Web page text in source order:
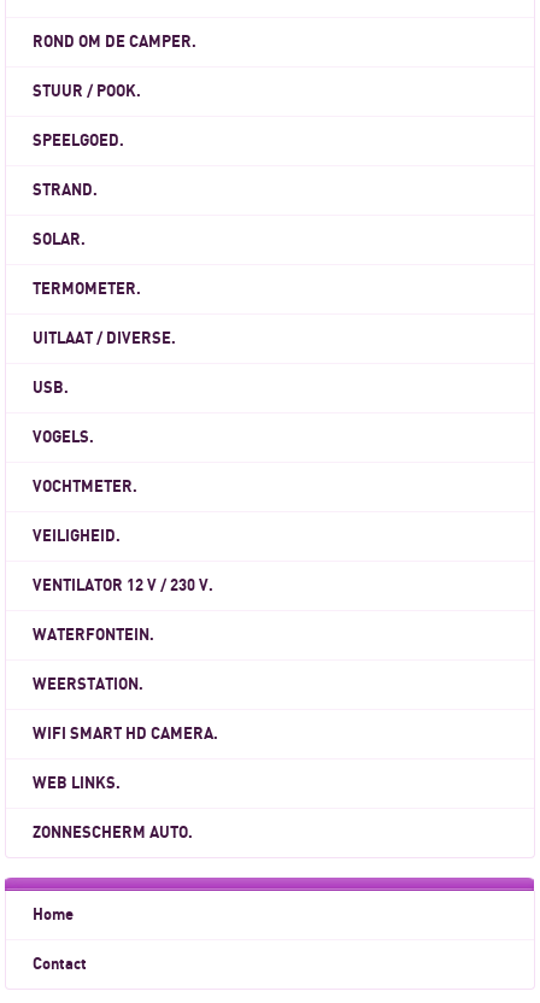
ROND OM DE CAMPER.
STUUR / POOK.
SPEELGOED.
STRAND.
SOLAR.
TERMOMETER.
UITLAAT / DIVERSE.
USB.
VOGELS.
VOCHTMETER.
VEILIGHEID.
VENTILATOR 12 V / 230 V.
WATERFONTEIN.
WEERSTATION.
WIFI SMART HD CAMERA.
WEB LINKS.
ZONNESCHERM AUTO.
Home
Contact